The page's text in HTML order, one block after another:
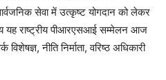
सेवा में उत्कृष्ट योगदान को लेकर
यह राष्ट्रीय पीआरएसआई सम्मेलन आज
नीति निर्माता, वरिष्ठ अधिकारी